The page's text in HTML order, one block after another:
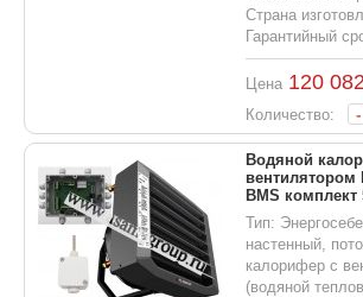
Страна
Гарантийный
Цена 120
Количество: -
Водяной
вентилятором
BMS комплект
Тип:
настенный,
калорифер с
(водяной